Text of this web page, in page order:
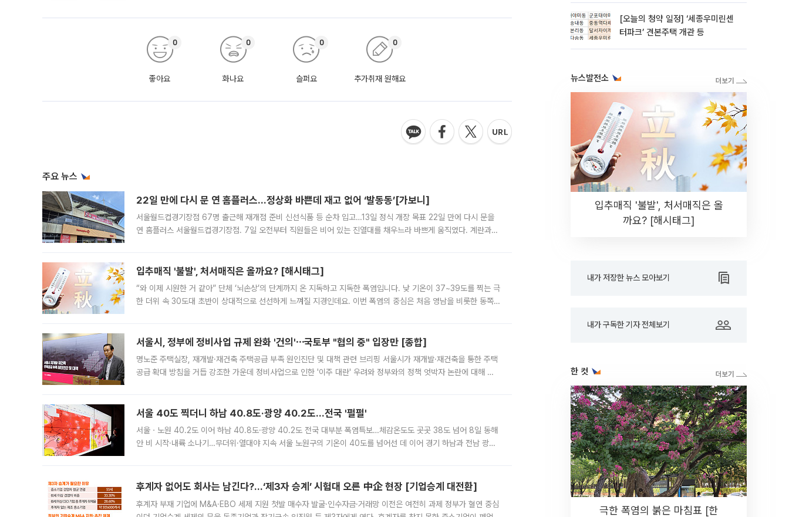
좋아요
0
화나요
0
슬퍼요
0
추가취재 원해요
0
주요 뉴스
22일 만에 다시 문 연 홈플러스…정상화 바쁜데 재고 없어 ‘발동동’[가보니]
서울월드컵경기장점 67명 출근해 재개점 준비 신선식품 등 순차 입고…13일 정식 개장 목표 22일 만에 다시 문을
연 홈플러스 서울월드컵경기장점. 7일 오전부터 직원들은 비어 있는 진열대를 채우느라 바쁘게 움직였다. 계란과
입추매직 '불발', 처서매직은 올까요? [해시태그]
“와 이제 시원한 거 같아” 단체 ‘뇌손상’의 단계까지 온 지독하고 지독한 폭염입니다. 낮 기온이 37~39도를 찍는 극
한 더위 속 30도대 초반이 상대적으로 선선하게 느껴질 지경인데요. 이번 폭염의 중심은 처음 영남을 비롯한 동쪽
서울시, 정부에 정비사업 규제 완화 '건의'⋯국토부 "협의 중" 입장만 [종합]
명노준 주택실장, 재개발·재건축 주택공급 부족 원인진단 및 대책 관련 브리핑 서울시가 재개발·재건축을 통한 주택
공급 확대 방침을 거듭 강조한 가운데 정비사업으로 인한 '이주 대란' 우려와 정부와의 정책 엇박자 논란에 대해 정
서울 40도 찍더니 하남 40.8도·광양 40.2도…전국 '펄펄'
서울ㆍ노원 40.2도 이어 하남 40.8도·광양 40.2도 전국 대부분 폭염특보…체감온도도 곳곳 38도 넘어 8일 동해
안 비 시작·내륙 소나기…무더위·열대야 지속 서울 노원구의 기온이 40도를 넘어선 데 이어 경기 하남과 전남 광양
후계자 없어도 회사는 남긴다?…‘제3자 승계’ 시험대 오른 中企 현장 [기업승계 대전환]
후계자 부재 기업에 M&A·EBO 세제 지원 첫발 매수자 발굴·인수자금·거래망 이전은 여전히 과제 정부가 혈연 중심
[오늘의 청약 일정] ‘세종우미린센
터파크’ 견본주택 개관 등
뉴스발전소
입추매직 '불발', 처서매직은 올
까요? [해시태그]
내가 저장한 뉴스 모아보기
내가 구독한 기자 전체보기
한 컷
극한 폭염의 붉은 마침표 [한